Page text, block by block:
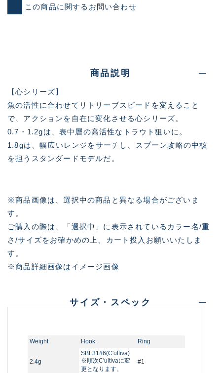
この商品に関するお問い合わせ
商品説明
【心シリーズ】
魚の活性に合わせてリトリーブスピードを変えること
で、アクションを自在に変化させる心シリーズ。
0.7・1.2gは、表中層の高活性なトラウト狙いに。
1.8gは、幅広いレンジをサーチし、スプーン攻略の中核
を担うスタンダードモデルだ。
※商品画像は、選択中の商品と異なる場合がございま
す。
ご購入の際は、「選択中」に表示されているカラー名/重
さ/サイズをお確かめの上、カート投入お願いいたしま
す。
※商品詳細画像はイメージ画像
サイズ・スペック
Weight Hook Ring
2.4g
SBL31#6(C'ultiva)
※順次C'ultivaに変
更となります。
#1